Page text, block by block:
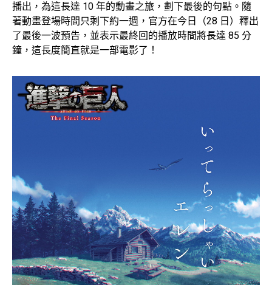
播出，為這長達 10 年的動畫之旅，劃下最後的句點。隨
著動畫登場時間只剩下約一週，官方在今日（28 日）釋出
了最後一波預告，並表示最終回的播放時間將長達 85 分
鐘，這長度簡直就是一部電影了！